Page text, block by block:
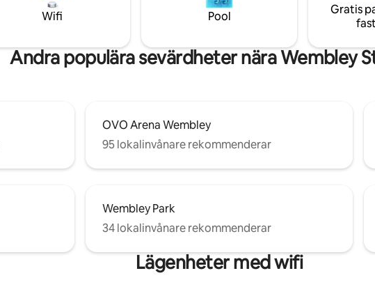
SÄKER PARKERING FINNS TILLGÄNGLIG
– skicka ett meddelande till mig om du
Snyggt nybyggt område med
hiss. Perfekt för grupper och
Wifi Pool
Gratis
Andra populära sevärdheter nära Wembley
OVO Arena Wembley
95 lokalinvånare rekommenderar
Wembley Park
34 lokalinvånare rekommenderar
Lägenheter med wifi